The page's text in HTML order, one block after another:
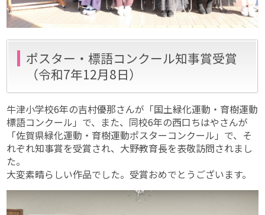
ポスター・標語コンクール知事賞受賞
（令和7年12月8日）
牛津小学校6年の吉村優那さんが「国土緑化運動・育樹運動
標語コンクール」で、また、同校6年の西口ちはやさんが
「佐賀県緑化運動・育樹運動ポスターコンクール」で、そ
れぞれ知事賞を受賞され、大野教育長を表敬訪問されまし
た。
大変素晴らしい作品でした。受賞おめでとうございます。